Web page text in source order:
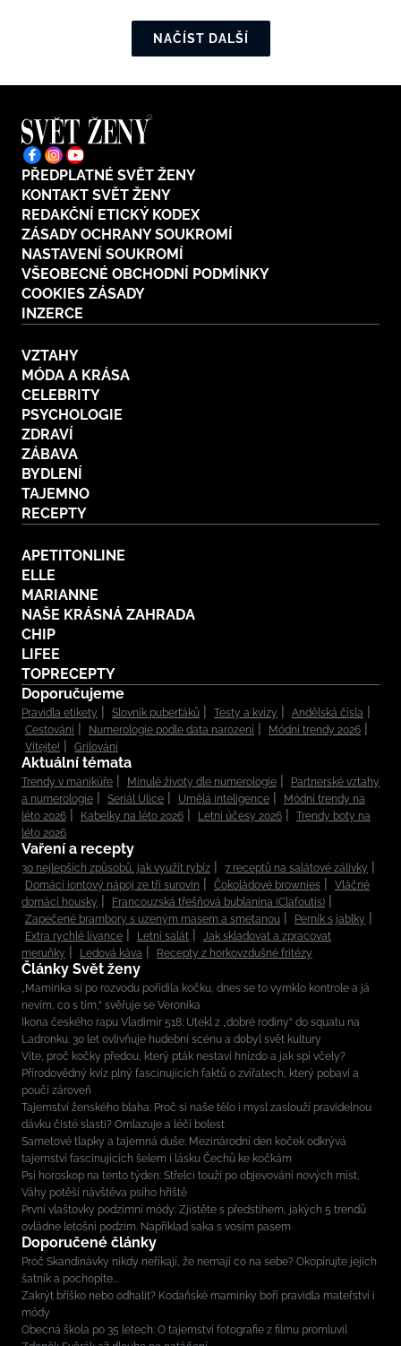
NAČÍST DALŠÍ
PŘEDPLATNÉ SVĚT ŽENY
KONTAKT SVĚT ŽENY
REDAKČNÍ ETICKÝ KODEX
ZÁSADY OCHRANY SOUKROMÍ
NASTAVENÍ SOUKROMÍ
VŠEOBECNÉ OBCHODNÍ PODMÍNKY
COOKIES ZÁSADY
INZERCE
VZTAHY
MÓDA A KRÁSA
CELEBRITY
PSYCHOLOGIE
ZDRAVÍ
ZÁBAVA
BYDLENÍ
TAJEMNO
RECEPTY
APETITONLINE
ELLE
MARIANNE
NAŠE KRÁSNÁ ZAHRADA
CHIP
LIFEE
TOPRECEPTY
Doporučujeme
Pravidla etikety Slovník puberťáků Testy a kvízy
Andělská čísla
Cestování
Numerologie podle data narození
Módní trendy 2026
Vítejte!
Grilování
Aktuální témata
Trendy v manikúře Minulé životy dle numerologie
Partnerské vztahy
a numerologie
Seriál Ulice Umělá inteligence
Módní trendy na
léto 2026
Kabelky na léto 2026 Letní účesy 2026
Trendy boty na
léto 2026
Vaření a recepty
30 nejlepších způsobů, jak využít rybíz
7 receptů na salátové zálivky
Domácí iontový nápoj ze tří surovin
Čokoládové brownies
Vláčné
domácí housky
Francouzská třešňová bublanina (Clafoutis)
Zapečené brambory s uzeným masem a smetanou
Perník s jablky
Extra rychlé lívance
Letní salát
Jak skladovat a zpracovat
meruňky
Ledová káva Recepty z horkovzdušné fritézy
Články Svět ženy
„Maminka si po rozvodu pořídila kočku, dnes se to vymklo kontrole a já
nevím, co s tím,“ svěřuje se Veronika
Ikona českého rapu Vladimír 518: Utekl z „dobré rodiny“ do squatu na
Ladronku. 30 let ovlivňuje hudební scénu a dobyl svět kultury
Víte, proč kočky předou, který pták nestaví hnízdo a jak spí včely?
Přírodovědný kvíz plný fascinujících faktů o zvířatech, který pobaví a
poučí zároveň
Tajemství ženského blaha: Proč si naše tělo i mysl zaslouží pravidelnou
dávku čisté slasti? Omlazuje a léčí bolest
Sametové tlapky a tajemná duše: Mezinárodní den koček odkrývá
tajemství fascinujících šelem i lásku Čechů ke kočkám
Psí horoskop na tento týden: Střelci touží po objevování nových míst,
Váhy potěší návštěva psího hřiště
První vlaštovky podzimní módy: Zjistěte s předstihem, jakých 5 trendů
ovládne letošní podzim. Například saka s vosím pasem
Doporučené články
Proč Skandinávky nikdy neříkají, že nemají co na sebe? Okopírujte jejich
šatník a pochopíte...
Zakrýt bříško nebo odhalit? Kodaňské maminky boří pravidla mateřství i
módy
Obecná škola po 35 letech: O tajemství fotografie z filmu promluvil